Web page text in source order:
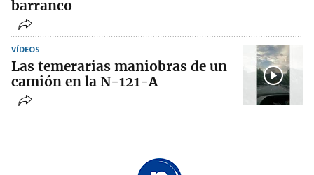
barranco
VÍDEOS
Las temerarias maniobras de un
camión en la N-121-A